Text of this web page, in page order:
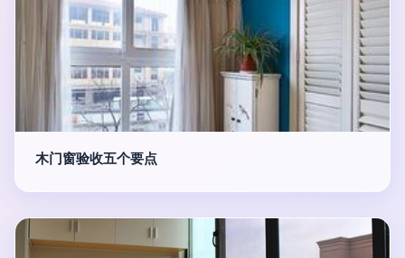
木门窗验收五个要点